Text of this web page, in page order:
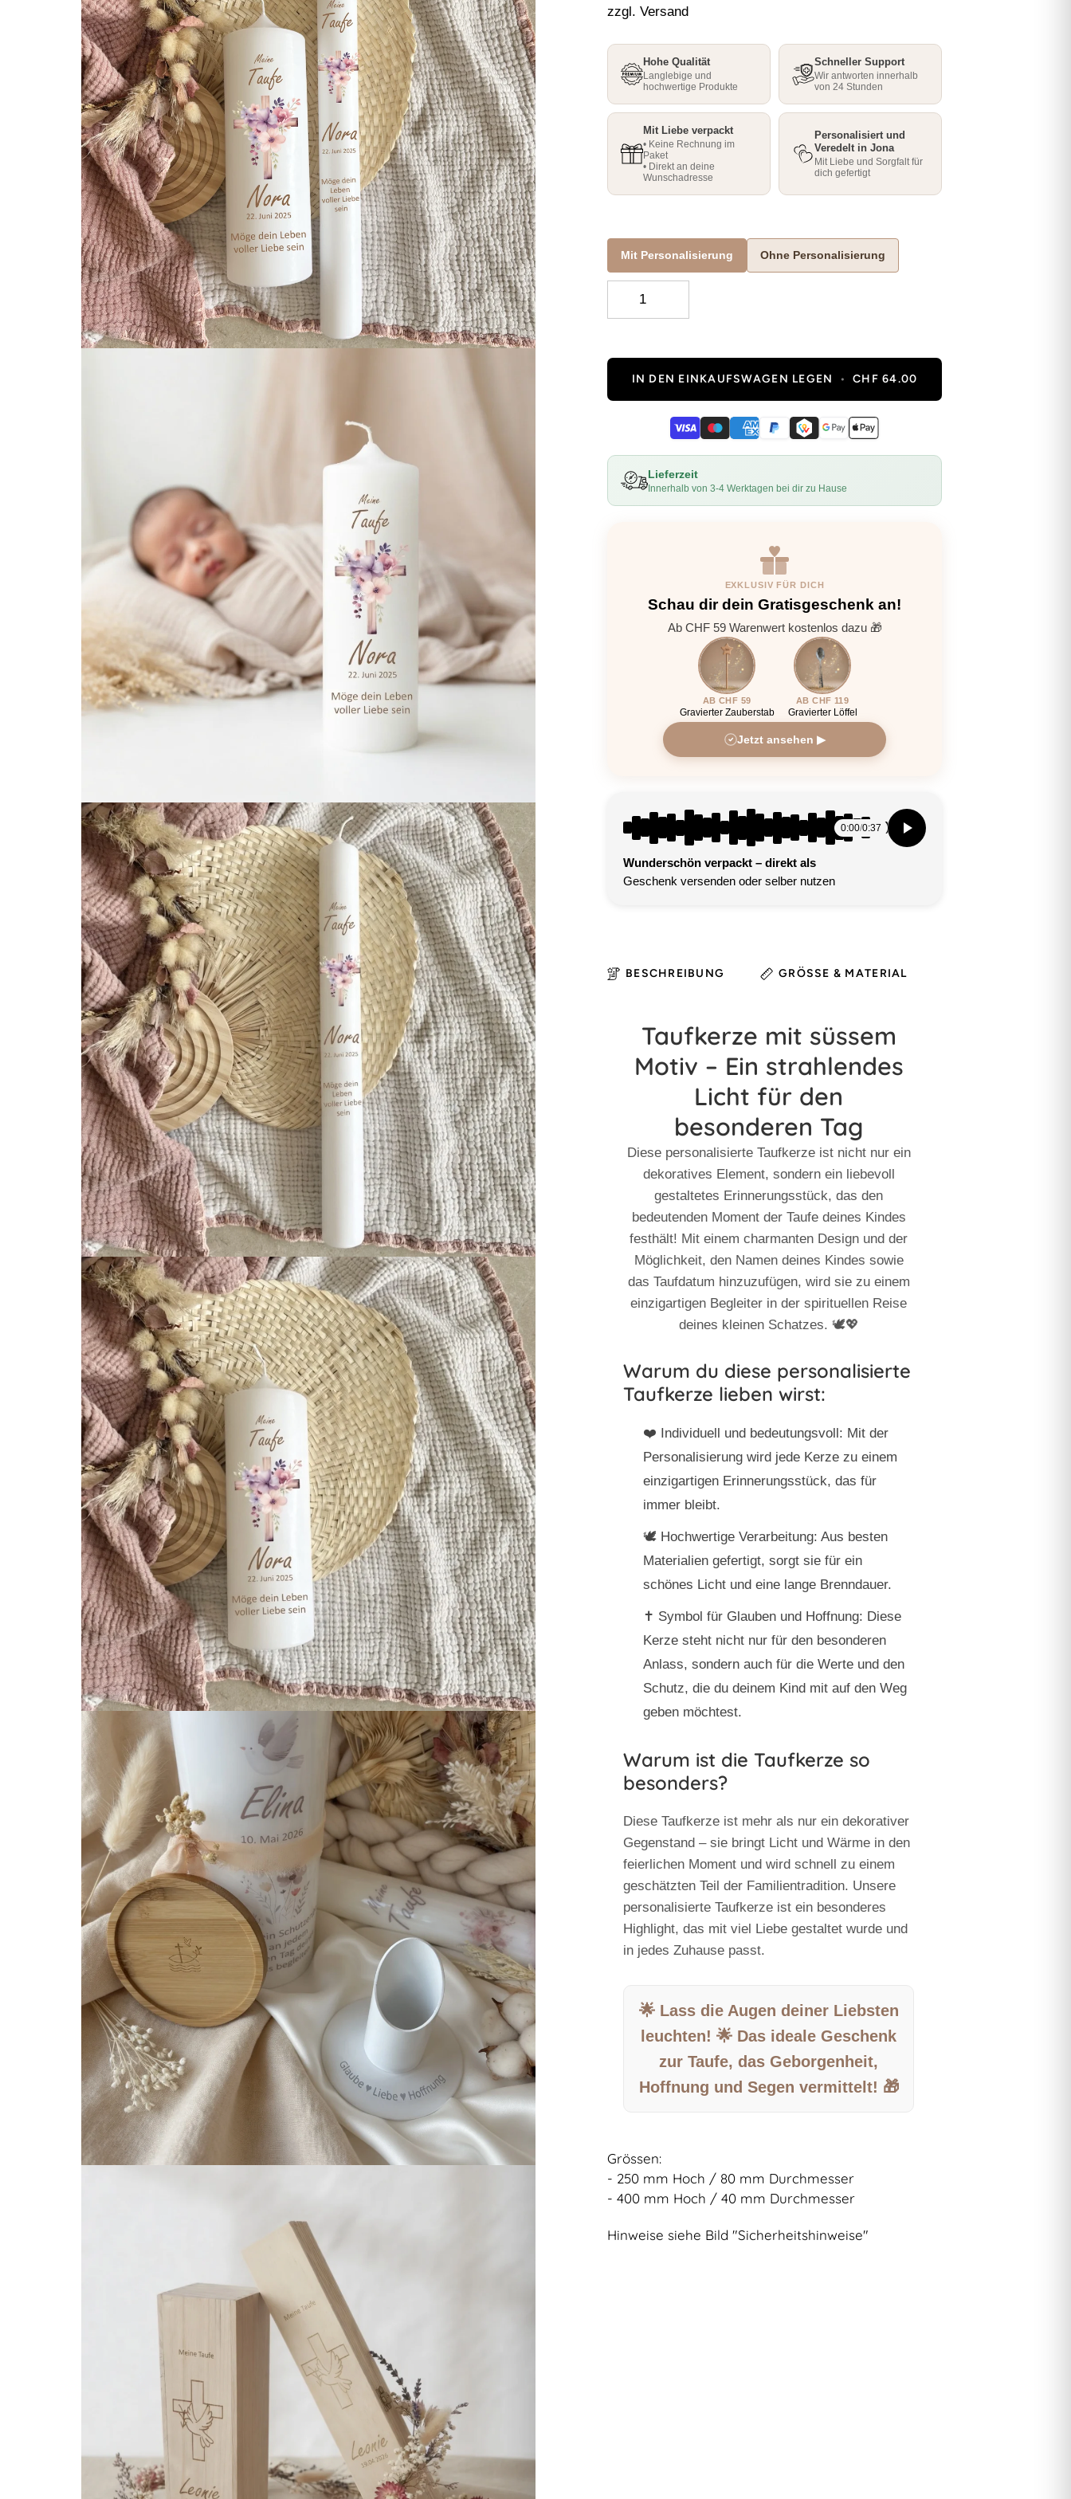
zzgl. Versand
Hohe Qualität
Langlebige und
hochwertige Produkte
Schneller Support
Wir antworten innerhalb
von 24 Stunden
Mit Liebe verpackt
• Keine Rechnung im
Paket
• Direkt an deine
Wunschadresse
Personalisiert und
Veredelt in Jona
Mit Liebe und Sorgfalt für
dich gefertigt
Mit Personalisierung Ohne Personalisierung
IN DEN EINKAUFSWAGEN LEGEN • CHF 64.00
Lieferzeit
Innerhalb von 3-4 Werktagen bei dir zu Hause
EXKLUSIV FÜR DICH
Schau dir dein Gratisgeschenk an!
Ab CHF 59 Warenwert kostenlos dazu 🎁
AB CHF 59
Gravierter Zauberstab
AB CHF 119
Gravierter Löffel
Jetzt ansehen ▶
0:00/0:37
Wunderschön verpackt – direkt als
Geschenk versenden oder selber nutzen
BESCHREIBUNG GRÖSSE & MATERIAL
Taufkerze mit süssem
Motiv – Ein strahlendes
Licht für den
besonderen Tag
Diese personalisierte Taufkerzeist nicht nur ein
dekoratives Element, sondern ein liebevoll
gestaltetes Erinnerungsstück, das den
bedeutenden Moment der Taufe deines Kindes
festhält! Mit einem charmanten Design und der
Möglichkeit, den Namen deines Kindes sowie
das Taufdatum hinzuzufügen, wird sie zu einem
einzigartigen Begleiter in der spirituellen Reise
deines kleinen Schatzes. 🕊️💖
Warum du diese personalisierte
Taufkerze lieben wirst:
❤️ Individuell und bedeutungsvoll: Mit der
Personalisierung wird jede Kerze zu einem
einzigartigen Erinnerungsstück, das für
immer bleibt.
🕊️ Hochwertige Verarbeitung: Aus besten
Materialien gefertigt, sorgt sie für ein
schönes Licht und eine lange Brenndauer.
✝️ Symbol für Glauben und Hoffnung: Diese
Kerze steht nicht nur für den besonderen
Anlass, sondern auch für die Werte und den
Schutz, die du deinem Kind mit auf den Weg
geben möchtest.
Warum ist die Taufkerze so
besonders?
Diese Taufkerze ist mehr als nur ein dekorativer
Gegenstand – sie bringt Licht und Wärme in den
feierlichen Moment und wird schnell zu einem
geschätzten Teil der Familientradition. Unsere
personalisierte Taufkerze ist ein besonderes
Highlight, das mit viel Liebe gestaltet wurde und
in jedes Zuhause passt.
🌟 Lass die Augen deiner Liebsten
leuchten! 🌟 Das ideale Geschenk
zur Taufe, das Geborgenheit,
Hoffnung und Segen vermittelt! 🎁
Grössen:
- 250 mm Hoch / 80 mm Durchmesser
- 400 mm Hoch / 40 mm Durchmesser
Hinweise siehe Bild "Sicherheitshinweise"